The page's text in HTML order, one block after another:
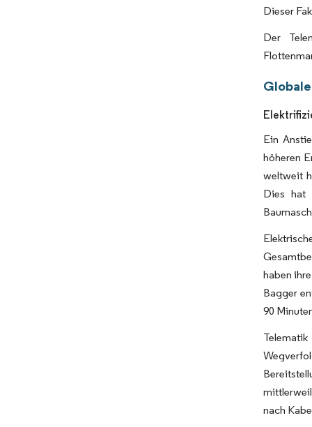
Dieser
Der
Ein
höheren
weltweit
Dies hat
haben
Bagger
90
nach